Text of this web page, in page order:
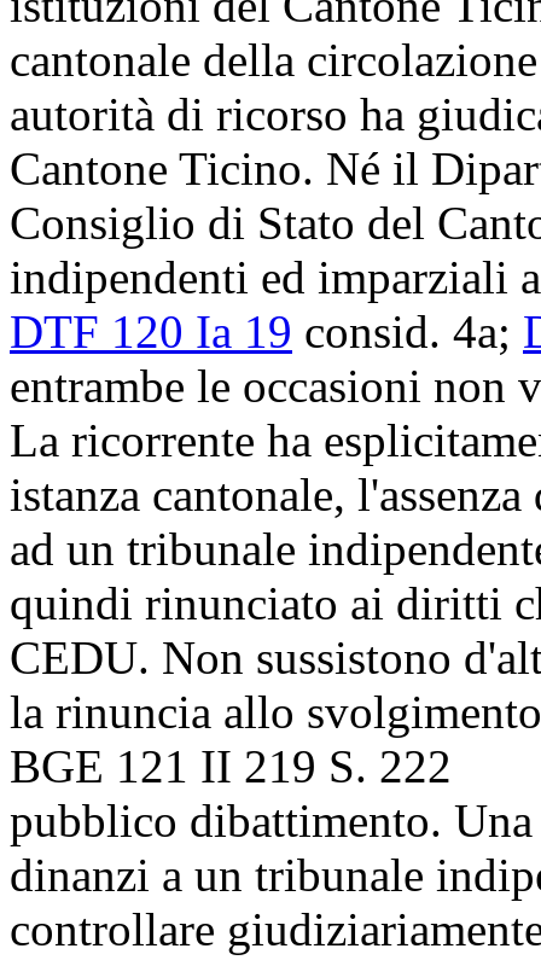
cantonale della
autorità di ricorso ha
Cantone Ticino. Né il
Consiglio di Stato del
indipendenti ed imparziali
DTF 120 Ia 19 consid. 4a;
entrambe le occasioni non
La ricorrente ha
istanza cantonale,
ad un tribunale
quindi rinunciato ai diritti
CEDU. Non sussistono
la rinuncia allo
BGE 121 II 219 S. 222
pubblico dibattimento. Una
dinanzi a un tribunale
controllare